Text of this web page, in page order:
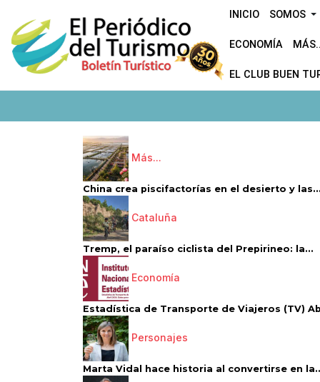
INICIO SOMOS
ECONOMÍA
EL CLUB BUEN
Más...
China crea piscifactorías en el desierto y las...
Cataluña
Tremp, el paraíso ciclista del Prepirineo: la...
Economía
Estadística de Transporte de Viajeros (TV)
Personajes
Marta Vidal hace historia al convertirse en